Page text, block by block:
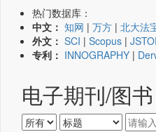
热门数据库：
中文： 知网 | 万方 | 北大法
外文： SCI | Scopus |
专利： INNOGRAPHY |
电子期刊/图书